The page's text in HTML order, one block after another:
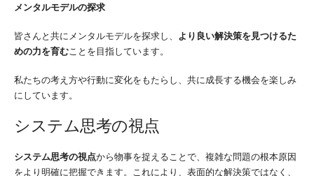
メンタルモデルの探求
皆さんと共にメンタルモデルを探求し、 より良い解決策を見つけるた
めの力を育むことを目指しています。
私たちの考え方や行動に変化をもたらし、共に成長する機会を楽しみ
にしています。
システム思考の視点
システム思考の視点から物事を捉えることで、複雑な問題の根本原因
をより明確に把握できます。これにより、表面的な解決策ではなく、